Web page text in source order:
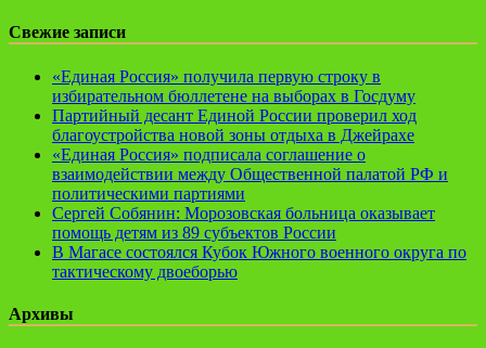
Свежие записи
«Единая Россия» получила первую строку в
избирательном бюллетене на выборах в Госдуму
Партийный десант Единой России проверил ход
благоустройства новой зоны отдыха в Джейрахе
«Единая Россия» подписала соглашение о
взаимодействии между Общественной палатой РФ и
политическими партиями
Сергей Собянин: Морозовская больница оказывает
помощь детям из 89 субъектов России
В Магасе состоялся Кубок Южного военного округа по
тактическому двоеборью
Архивы